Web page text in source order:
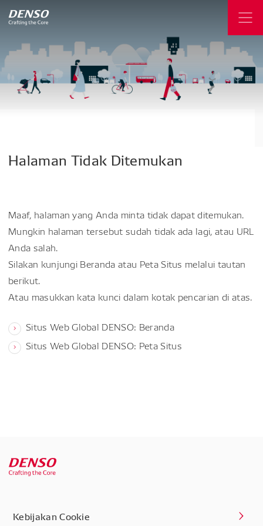
Halaman Tidak Ditemukan
Maaf, halaman yang Anda minta tidak dapat ditemukan.
Mungkin halaman tersebut sudah tidak ada lagi, atau URL
Anda salah.
Silakan kunjungi Beranda atau Peta Situs melalui tautan
berikut.
Atau masukkan kata kunci dalam kotak pencarian di atas.
Situs Web Global DENSO: Beranda
Situs Web Global DENSO: Peta Situs
Kebijakan Cookie